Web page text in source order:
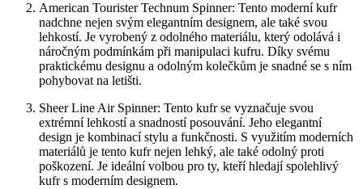
American Tourister Technum Spinner: Tento moderní kufr
nadchne nejen svým elegantním designem, ale také svou
lehkostí. Je vyrobený z odolného materiálu, který odolává i
náročným podmínkám při manipulaci kufru. Díky svému
praktickému designu a odolným kolečkům je snadné se s ním
pohybovat na letišti.
Sheer Line Air Spinner: Tento kufr se vyznačuje svou
extrémní lehkostí a snadností posouvání. Jeho elegantní
design je kombinací stylu a funkčnosti. S využitím moderních
materiálů je tento kufr nejen lehký, ale také odolný proti
poškození. Je ideální volbou pro ty, kteří hledají spolehlivý
kufr s moderním designem.